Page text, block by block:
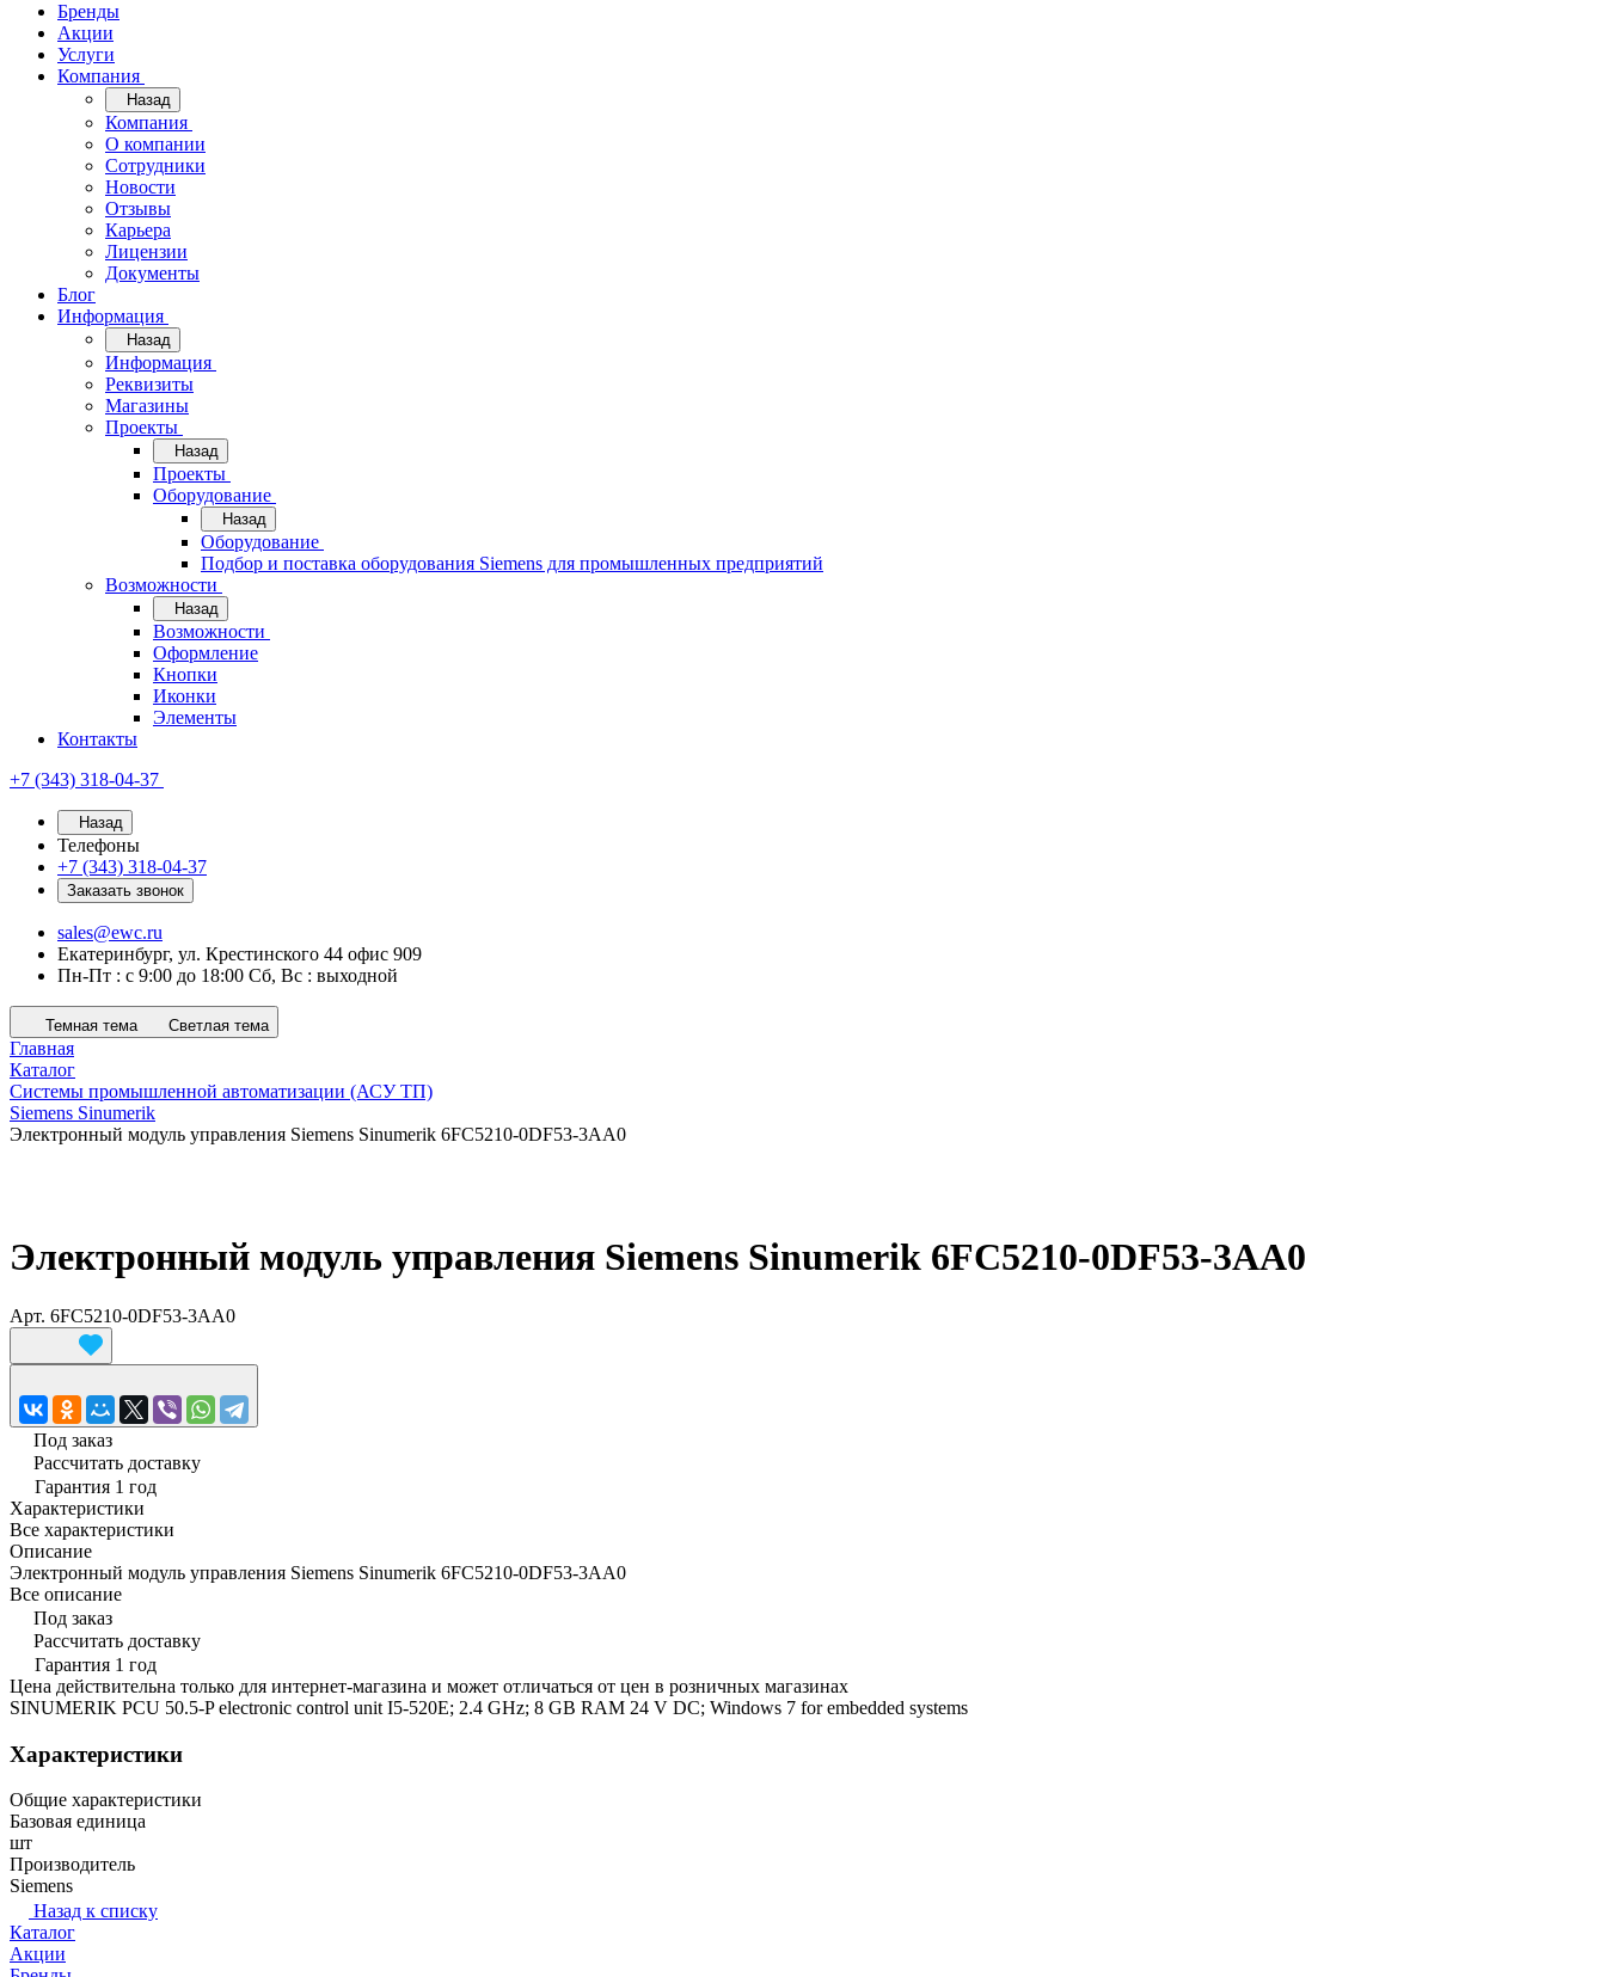
Бренды
Акции
Услуги
Компания
Назад
Компания
О компании
Сотрудники
Новости
Отзывы
Карьера
Лицензии
Документы
Блог
Информация
Назад
Информация
Реквизиты
Магазины
Проекты
Назад
Проекты
Оборудование
Назад
Оборудование
Подбор и поставка оборудования Siemens для промышленных предприятий
Возможности
Назад
Возможности
Оформление
Кнопки
Иконки
Элементы
Контакты
+7 (343) 318-04-37
Назад
Телефоны
+7 (343) 318-04-37
Заказать звонок
sales@ewc.ru
Екатеринбург, ул. Крестинского 44 офис 909
Пн-Пт : с 9:00 до 18:00 Сб, Вс : выходной
Темная тема Светлая тема
Главная
Каталог
Системы промышленной автоматизации (АСУ ТП)
Siemens Sinumerik
Электронный модуль управления Siemens Sinumerik 6FC5210-0DF53-3AA0
Электронный модуль управления Siemens Sinumerik 6FC5210-0DF53-3AA0
Арт. 6FC5210-0DF53-3AA0
Под заказ
Рассчитать доставку
Гарантия 1 год
Характеристики
Все характеристики
Описание
Электронный модуль управления Siemens Sinumerik 6FC5210-0DF53-3AA0
Все описание
Под заказ
Рассчитать доставку
Гарантия 1 год
Цена действительна только для интернет-магазина и может отличаться от цен в розничных магазинах
SINUMERIK PCU 50.5-P electronic control unit I5-520E; 2.4 GHz; 8 GB RAM 24 V DC; Windows 7 for embedded systems
Характеристики
Общие характеристики
Базовая единица
шт
Производитель
Siemens
Назад к списку
Каталог
Акции